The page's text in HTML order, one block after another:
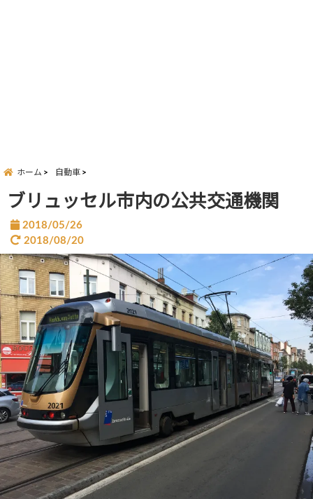
ホーム 自動車
ブリュッセル市内の公共交通機関
2018/05/26
2018/08/20